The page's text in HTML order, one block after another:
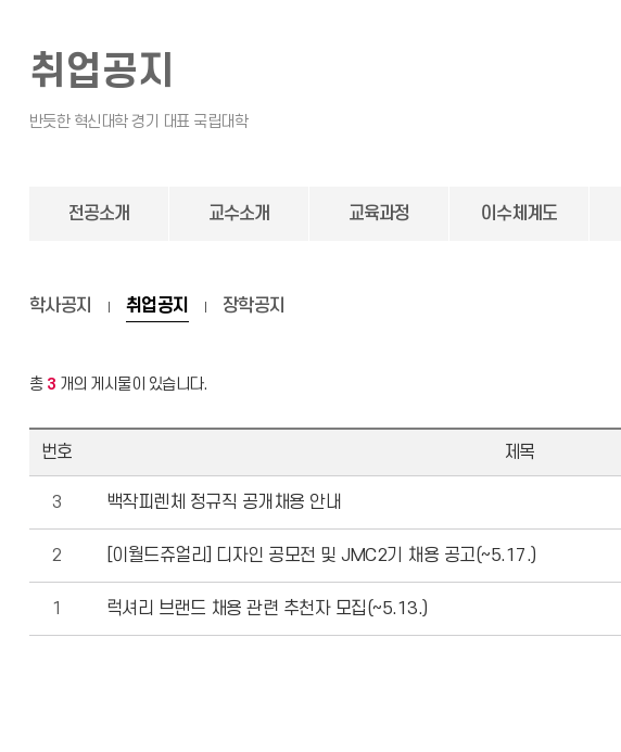
취업공지
전공소개 교수소개 교육과정 이수체계도
학사공지 취업공지 장학공지
총 3 개의 게시물이 있습니다.
번호 제목
3 백작피렌체 정규직 공개채용 안내
2 [이월드쥬얼리] 디자인 공모전 및 JMC2기 채용 공고(~5.17.)
1 럭셔리 브랜드 채용 관련 추천자 모집(~5.13.)